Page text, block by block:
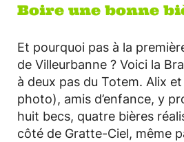
Boire une bonne
Et pourquoi pas à la
de Villeurbanne ? Voici la
à deux pas du Totem. Alix
photo), amis d’enfance, y
huit becs, quatre bières
côté de Gratte-Ciel, même